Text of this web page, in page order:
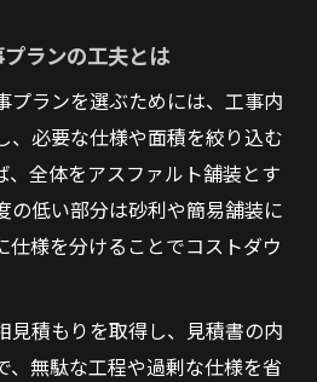
ランの工夫とは
プランを選ぶためには、工事内
、必要な仕様や面積を絞り込む
、全体をアスファルト舗装とす
の低い部分は砂利や簡易舗装に
仕様を分けることでコストダウ
見積もりを取得し、見積書の内
、無駄な工程や過剰な仕様を省